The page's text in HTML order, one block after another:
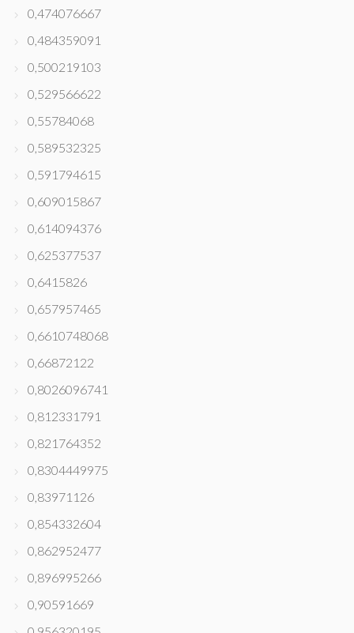
0,474076667
0,484359091
0,500219103
0,529566622
0,55784068
0,589532325
0,591794615
0,609015867
0,614094376
0,625377537
0,6415826
0,657957465
0,6610748068
0,66872122
0,8026096741
0,812331791
0,821764352
0,8304449975
0,83971126
0,854332604
0,862952477
0,896995266
0,90591669